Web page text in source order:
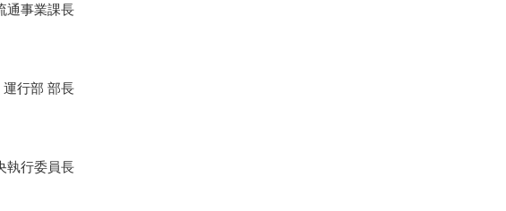
事業課長
行部 部長
行委員長